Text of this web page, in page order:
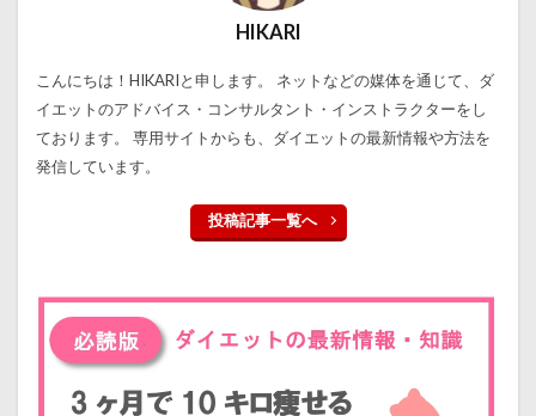
HIKARI
こんにちは！HIKARIと申します。 ネットなどの媒体を通じて、ダ
イエットのアドバイス・コンサルタント・インストラクターをし
ております。 専用サイトからも、ダイエットの最新情報や方法を
発信しています。
投稿記事一覧へ